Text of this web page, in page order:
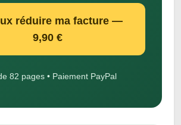
réduire ma facture —
9,90 €
82 pages • Paiement PayPal